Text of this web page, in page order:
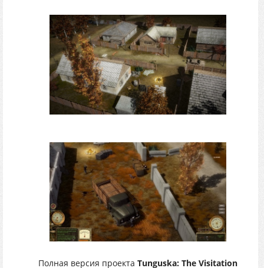
Полная версия проекта Tunguska: The Visitation